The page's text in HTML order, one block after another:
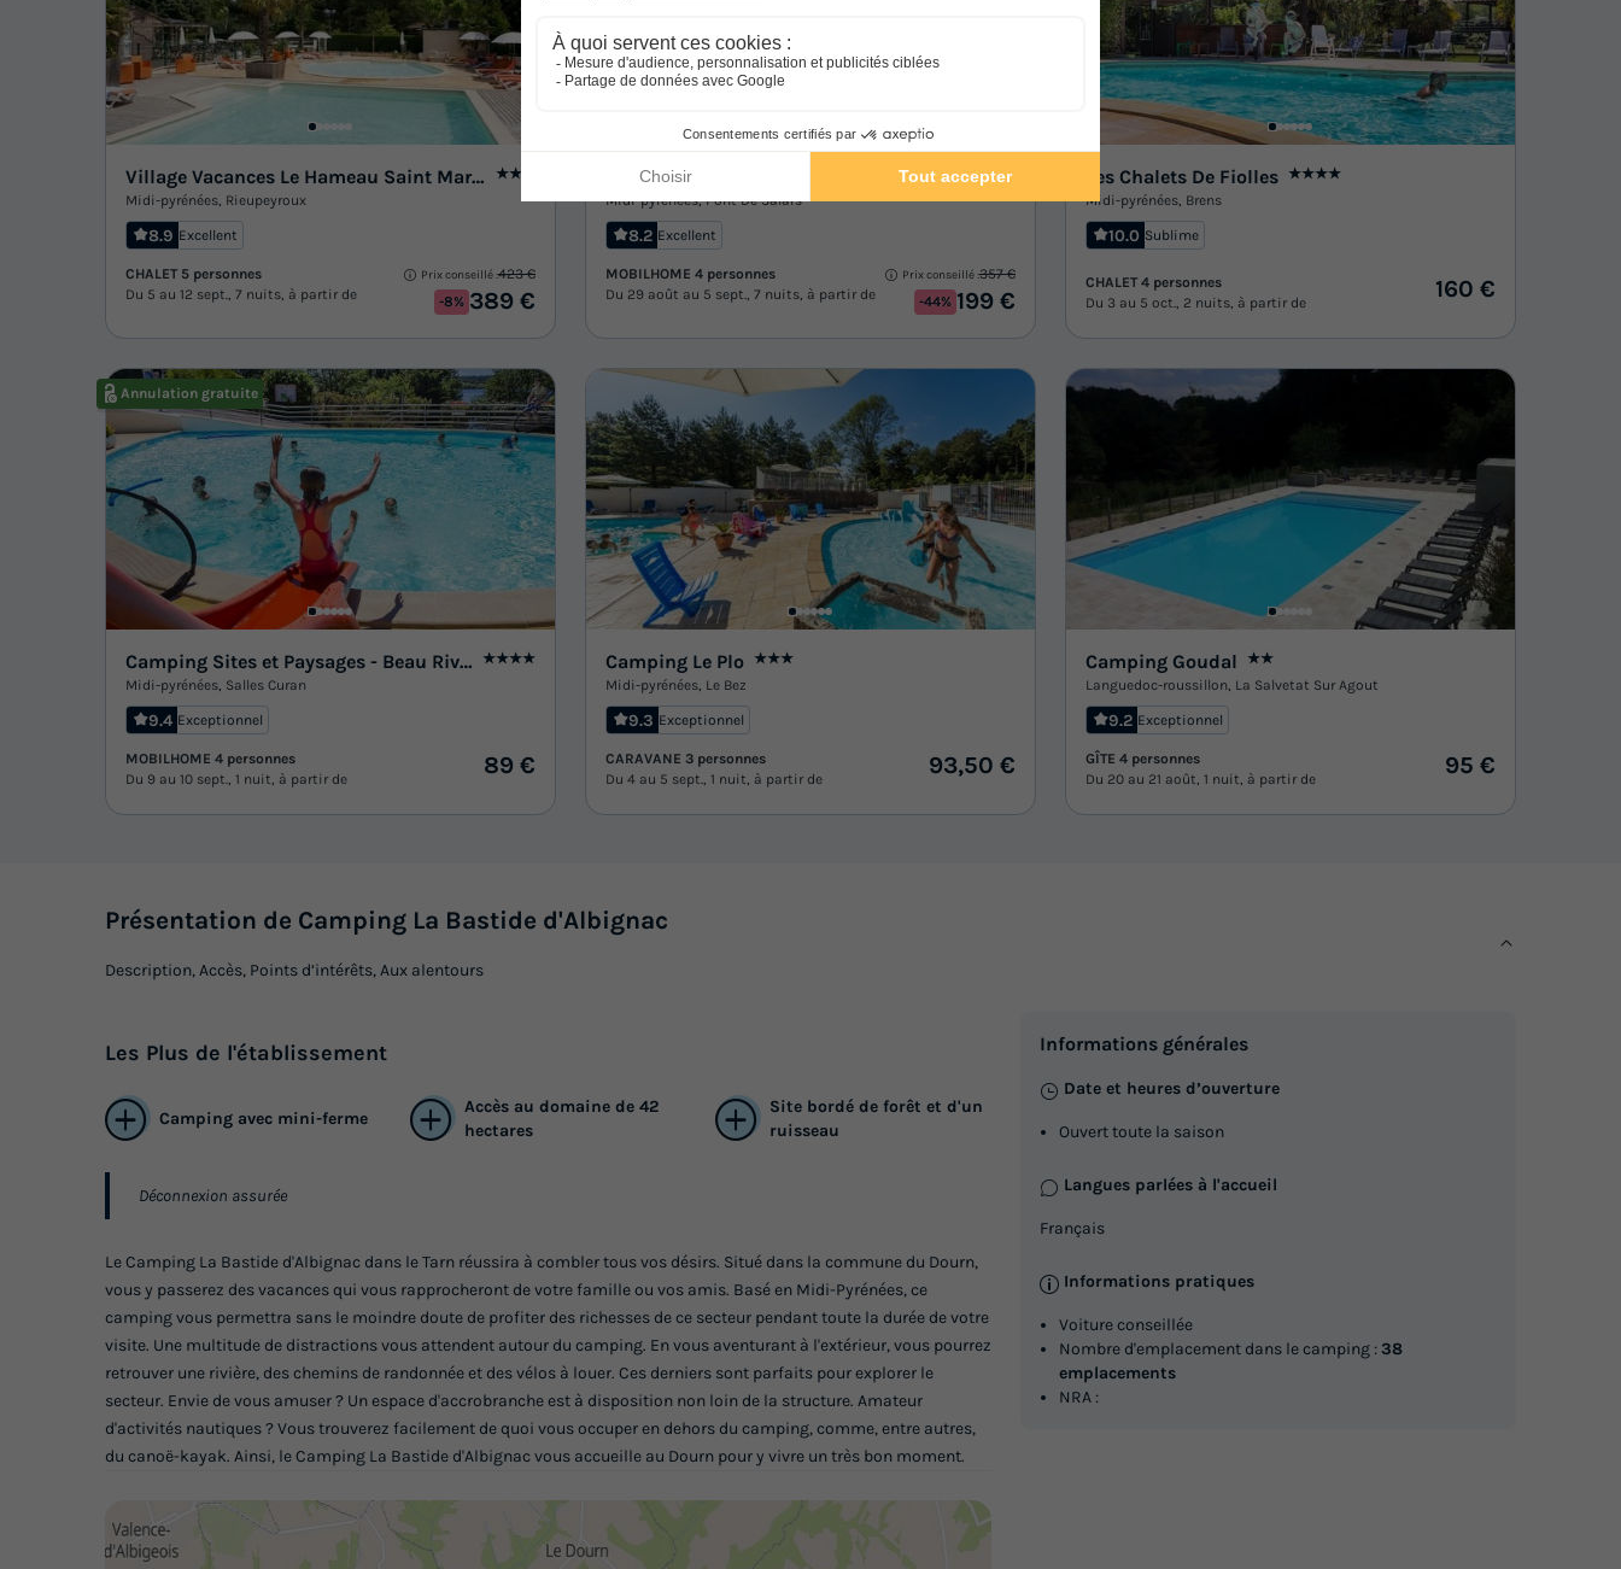
Village Vacances Le Hameau Saint Martial
★★★
Midi-pyrénées, Rieupeyroux
8.9 Excellent
CHALET 5 personnes
Du 5 au 12 sept., 7 nuits, à partir de
Prix conseillé :423 €
-8% 389 €
Camping Les Terrasses du Lac
★★★★
Midi-pyrénées,Pont De Salars
8.2 Excellent
MOBILHOME 4 personnes
Du 29 août au 5 sept., 7 nuits, à partir de
Prix conseillé :357 €
-44% 199 €
Les Chalets De Fiolles
★★★★
Midi-pyrénées, Brens
10.0 Sublime
CHALET 4 personnes
Du 3 au 5 oct., 2 nuits, à partir de
160 €
Annulation gratuite
Camping Sites et Paysages - Beau Rivage
★★★★
Midi-pyrénées, Salles Curan
9.4 Exceptionnel
MOBILHOME 4 personnes
Du 9 au 10 sept., 1 nuit, à partir de
89 €
Camping Le Plo
★★★
Midi-pyrénées, Le Bez
9.3 Exceptionnel
CARAVANE 3 personnes
Du 4 au 5 sept., 1 nuit, à partir de
93,50 €
Camping Goudal
★★
Languedoc-roussillon, La Salvetat Sur Agout
9.2 Exceptionnel
GÎTE 4 personnes
Du 20 au 21 août, 1 nuit, à partir de
95 €
Présentation de Camping La Bastide d'Albignac
Description, Accès, Points d’intérêts, Aux alentours
Les Plus de l'établissement
Camping avec mini-ferme
Accès au domaine de 42
hectares
Site bordé de forêt et d'un
ruisseau
Déconnexion assurée
Le Camping La Bastide d'Albignac dans le Tarn réussira à combler tous vos désirs. Situé dans la commune du Dourn,
vous y passerez des vacances qui vous rapprocheront de votre famille ou vos amis. Basé en Midi-Pyrénées, ce
camping vous permettra sans le moindre doute de profiter des richesses de ce secteur pendant toute la durée de votre
visite. Une multitude de distractions vous attendent autour du camping. En vous aventurant à l'extérieur, vous pourrez
retrouver une rivière, des chemins de randonnée et des vélos à louer. Ces derniers sont parfaits pour explorer le
secteur. Envie de vous amuser ? Un espace d'accrobranche est à disposition non loin de la structure. Amateur
d'activités nautiques ? Vous trouverez facilement de quoi vous occuper en dehors du camping, comme, entre autres,
du canoë-kayak. Ainsi, le Camping La Bastide d'Albignac vous accueille au Dourn pour y vivre un très bon moment.
Informations générales
Date et heures d’ouverture
Ouvert toute la saison
Langues parlées à l'accueil
Français
Informations pratiques
Voiture conseillée
Nombre d'emplacement dans le camping :38
emplacements
NRA :